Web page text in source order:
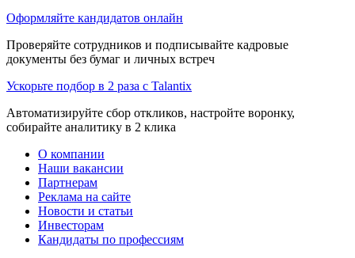
Оформляйте кандидатов онлайн
Проверяйте сотрудников и подписывайте кадровые
документы без бумаг и личных встреч
Ускорьте подбор в 2 раза с Talantix
Автоматизируйте сбор откликов, настройте воронку,
собирайте аналитику в 2 клика
О компании
Наши вакансии
Партнерам
Реклама на сайте
Новости и статьи
Инвесторам
Кандидаты по профессиям